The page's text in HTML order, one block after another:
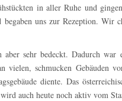
in aller Ruhe und
begaben uns zur Rezeption. Wir
aber sehr bedeckt. Dadurch
vielen, schmucken Gebäuden
diente. Das
auch heute noch aktiv vom